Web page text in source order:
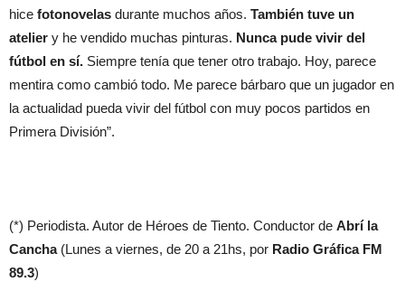
hice fotonovelas durante muchos años. También tuve un
atelier y he vendido muchas pinturas. Nunca pude vivir del
fútbol en sí. Siempre tenía que tener otro trabajo. Hoy, parece
mentira como cambió todo. Me parece bárbaro que un jugador en
la actualidad pueda vivir del fútbol con muy pocos partidos en
Primera División”.
(*) Periodista. Autor de Héroes de Tiento. Conductor de Abrí la
Cancha(Lunes a viernes, de 20 a 21hs, por Radio Gráfica FM
89.3)